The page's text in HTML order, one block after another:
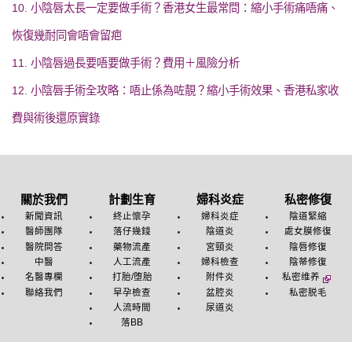
10. 小陰唇太長一定要做手術？香港女生最常問：縮小手術痛唔痛、
恢復幾耐同會唔會留疤
11. 小陰唇過長要唔要做手術？費用＋風險分析
12. 小陰唇手術全攻略：唔止係為咗靚？縮小手術效果、香港私家收
費與術後還原實錄
關於我們
新聞資訊
醫師團隊
醫院問答
中醫
名醫專欄
聯絡我們
計劃生育
終止懷孕
落仔幾錢
藥物流產
人工流產
打胎/堕胎
早孕檢查
人流時間
落BB
婦科炎症
婦科炎症
陰道炎
宮頸炎
婦科檢查
附件炎
盆腔炎
尿道炎
私密修復
陰道緊縮
處女膜修復
陰唇修復
陰蒂修復
私密维养
私密脱毛